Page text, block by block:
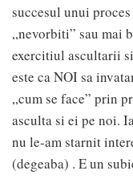
succesul unui
„nevorbiti” sau mai
exercitiul ascultarii
este ca NOI sa
„cum se face” prin
asculta si ei pe noi.
nu le-am starnit
(degeaba) . E un